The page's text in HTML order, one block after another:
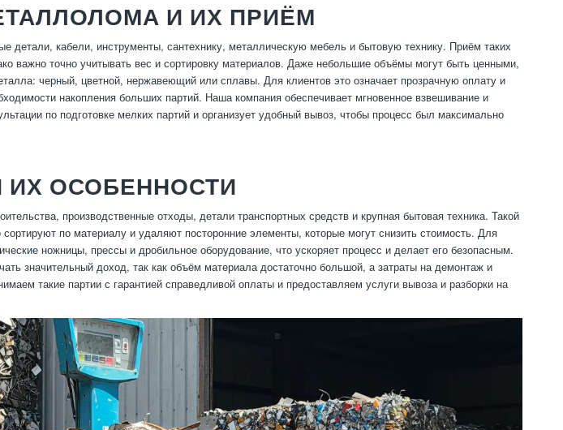
И ИХ ПРИЁМ
детали, кабели, инструменты, сантехнику, металлическую мебель и бытовую технику. Приём таких
важно точно учитывать вес и сортировку материалов. Даже небольшие объёмы могут быть ценными,
черный, цветной, нержавеющий или сплавы. Для клиентов это означает прозрачную оплату и
накопления больших партий. Наша компания обеспечивает мгновенное взвешивание и
по подготовке мелких партий и организует удобный вывоз, чтобы процесс был максимально
ИХ ОСОБЕННОСТИ
производственные отходы, детали транспортных средств и крупная бытовая техника. Такой
по материалу и удаляют посторонние элементы, которые могут снизить стоимость. Для
ножницы, прессы и дробильное оборудование, что ускоряет процесс и делает его безопасным.
значительный доход, так как объём материала достаточно большой, а затраты на демонтаж и
такие партии с гарантией справедливой оплаты и предоставляем услуги вывоза и разборки на